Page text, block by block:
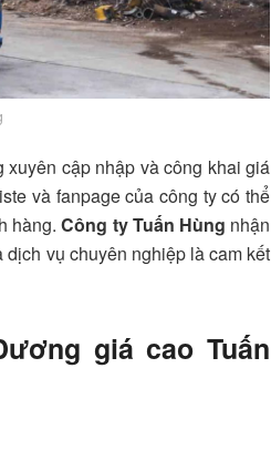
xuyên cập nhập và công khai giá
và fanpage của công ty có thể
hàng.Công ty Tuấn Hùng nhận
vụ chuyên nghiệp là cam kết
giá cao Tuấn